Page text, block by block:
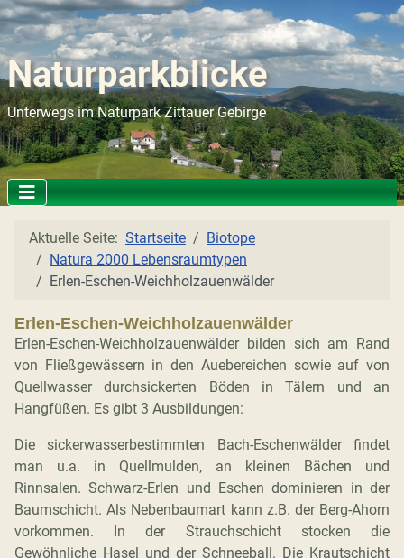
Naturparkblicke
Unterwegs im Naturpark Zittauer Gebirge
Aktuelle Seite: Startseite
Biotope
Natura 2000 Lebensraumtypen
Erlen-Eschen-Weichholzauenwälder
Erlen-Eschen-Weichholzauenwälder
Erlen-Eschen-Weichholzauenwälder bilden sich am Rand
von Fließgewässern in den Auebereichen sowie auf von
Quellwasser durchsickerten Böden in Tälern und an
Hangfüßen. Es gibt 3 Ausbildungen:
Die sickerwasserbestimmten Bach-Eschenwälder findet
man u.a. in Quellmulden, an kleinen Bächen und
Rinnsalen. Schwarz-Erlen und Eschen dominieren in der
Baumschicht. Als Nebenbaumart kann z.B. der Berg-Ahorn
vorkommen. In der Strauchschicht stocken die
Gewöhnliche Hasel und der Schneeball. Die Krautschicht